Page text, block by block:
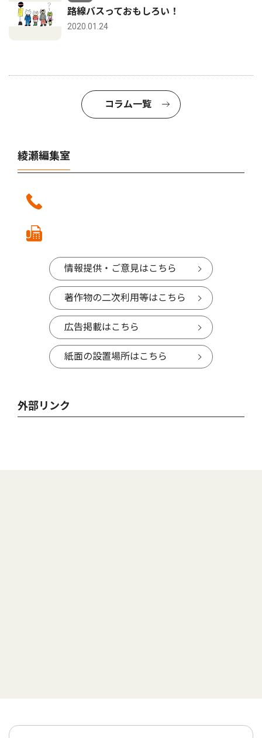
路線バスっておもしろい！
2020.01.24
コラム一覧
綾瀬編集室
情報提供・ご意見はこちら
著作物の二次利用等はこちら
広告掲載はこちら
紙面の設置場所はこちら
外部リンク